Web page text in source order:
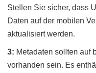
Stellen Sie sicher, dass
Daten auf der mobilen
aktualisiert werden.
3: Metadaten sollten auf
vorhanden sein. Es